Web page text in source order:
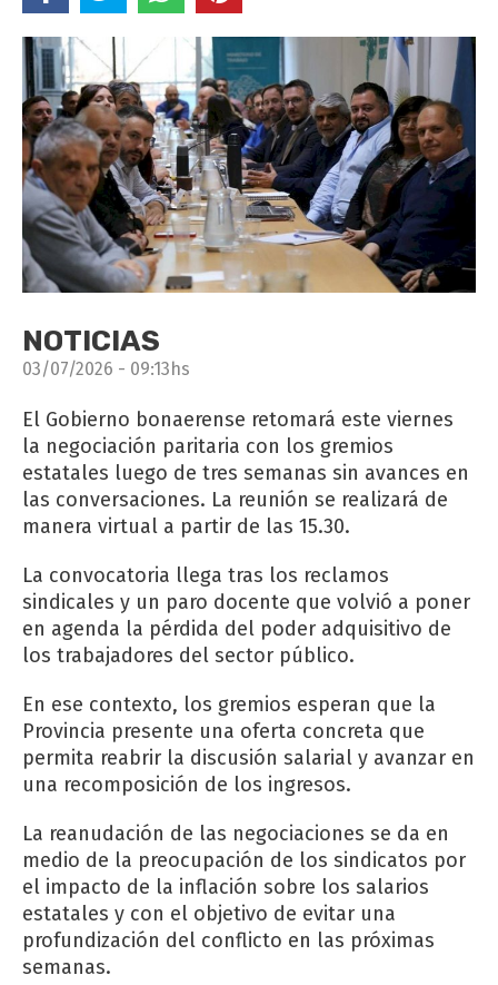
NOTICIAS
03/07/2026 - 09:13hs
El Gobierno bonaerense retomará este viernes
la negociación paritaria con los gremios
estatales luego de tres semanas sin avances en
las conversaciones. La reunión se realizará de
manera virtual a partir de las 15.30.
La convocatoria llega tras los reclamos
sindicales y un paro docente que volvió a poner
en agenda la pérdida del poder adquisitivo de
los trabajadores del sector público.
En ese contexto, los gremios esperan que la
Provincia presente una oferta concreta que
permita reabrir la discusión salarial y avanzar en
una recomposición de los ingresos.
La reanudación de las negociaciones se da en
medio de la preocupación de los sindicatos por
el impacto de la inflación sobre los salarios
estatales y con el objetivo de evitar una
profundización del conflicto en las próximas
semanas.